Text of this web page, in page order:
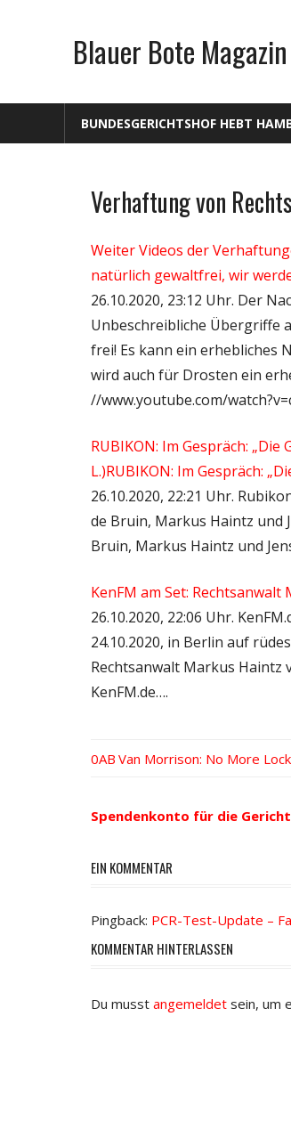
Blauer Bote
BUNDESGERICHTSHOF HEBT
Gesellschaft
Politik
Wirtschaft
Verhaftung von
Weiter Videos der
natürlich gewaltfrei, wir
26.10.2020, 23:12 Uhr. Der
Unbeschreibliche Übergriffe
frei! Es kann ein erhebliches
wird auch für Drosten ein
//www.youtube.com/
RUBIKON: Im Gespräch:
L.)RUBIKON: Im Gespräch:
26.10.2020, 22:21 Uhr.
de Bruin, Markus Haintz und
Bruin, Markus Haintz und
KenFM am Set:
26.10.2020, 22:06 Uhr.
24.10.2020, in Berlin auf
Rechtsanwalt Markus Haintz
KenFM.de….
Navigation
Vorheriger
Van Morrison: No More
Spendenkonto für die
EIN KOMMENTAR
Pingback: PCR-Test-Update –
KOMMENTAR HINTERLASSEN
Du musst angemeldet sein, um